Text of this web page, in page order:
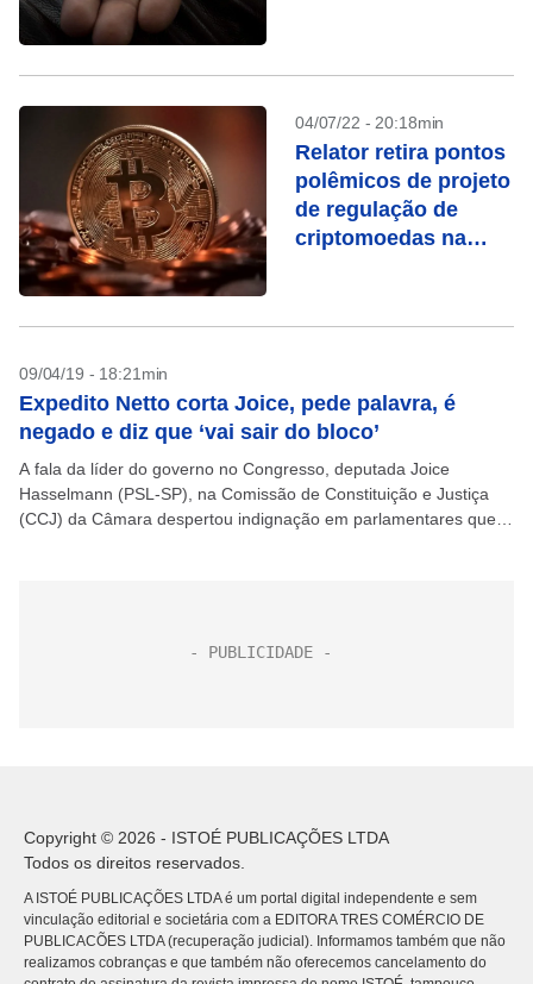
04/07/22 - 20:18min
Relator retira pontos
polêmicos de projeto
de regulação de
criptomoedas na
09/04/19 - 18:21min
Expedito Netto corta Joice, pede palavra, é
negado e diz que ‘vai sair do bloco’
A fala da líder do governo no Congresso, deputada Joice
Hasselmann (PSL-SP), na Comissão de Constituição e Justiça
(CCJ) da Câmara despertou indignação em parlamentares que
Copyright © 2026 - ISTOÉ PUBLICAÇÕES LTDA
Todos os direitos reservados.
A ISTOÉ PUBLICAÇÕES LTDA é um portal digital independente e sem
vinculação editorial e societária com a EDITORA TRES COMÉRCIO DE
PUBLICACÕES LTDA (recuperação judicial). Informamos também que não
realizamos cobranças e que também não oferecemos cancelamento do